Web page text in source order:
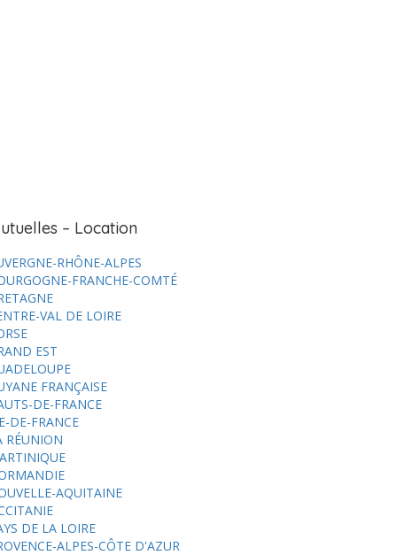
– Location
RHÔNE-ALPES
FRANCHE-COMTÉ
VAL DE LOIRE
EST
FRANÇAISE
DE-FRANCE
DE-FRANCE
RÉUNION
AQUITAINE
DE LA LOIRE
ALPES-CÔTE D'AZUR